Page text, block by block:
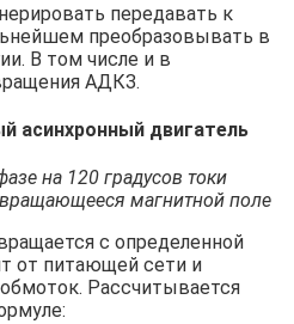
передавать к
преобразовывать в
В том числе и в
АДКЗ.
асинхронный двигатель
на 120 градусов токи
магнитной поле
с определенной
от питающей сети и
Рассчитывается